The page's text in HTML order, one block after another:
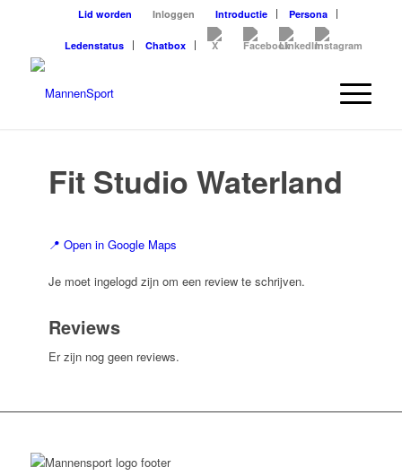
Lid worden Inloggen Introductie Persona
Ledenstatus Chatbox
Fit Studio Waterland
📍 Open in Google Maps
Je moet ingelogd zijn om een review te schrijven.
Reviews
Er zijn nog geen reviews.